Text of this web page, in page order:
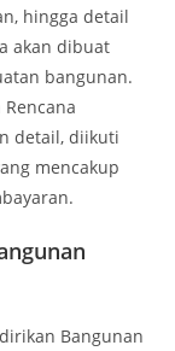
hingga detail
akan dibuat
bangunan.
detail, diikuti
mencakup
Bangunan